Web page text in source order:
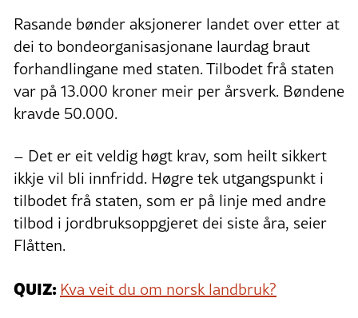
Rasande bønder aksjonerer landet over etter at
dei to bondeorganisasjonane laurdag braut
forhandlingane med staten. Tilbodet frå staten
var på 13.000 kroner meir per årsverk. Bøndene
kravde 50.000.
– Det er eit veldig høgt krav, som heilt sikkert
ikkje vil bli innfridd. Høgre tek utgangspunkt i
tilbodet frå staten, som er på linje med andre
tilbod i jordbruksoppgjeret dei siste åra, seier
Flåtten.
QUIZ: Kva veit du om norsk landbruk?